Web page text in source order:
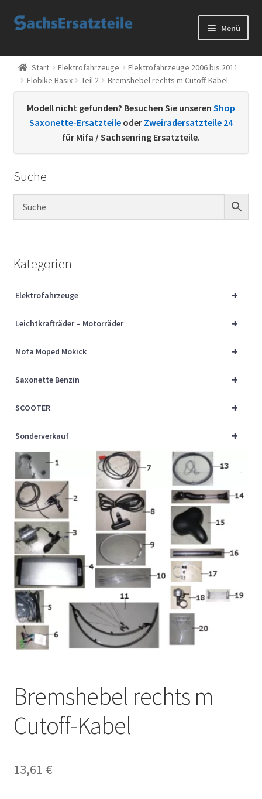
Zur
Zum
Menü
Start
AGB
Datenschutzerklärung
Kontakt
Sachs Ersatzteile
Über uns
Start Elektrofahrzeuge
Elektrofahrzeuge 2006 bis 2011
Elobike Basix
Teil 2 Bremshebel rechts m Cutoff-Kabel
Modell nicht gefunden? Besuchen Sie unseren Shop
Saxonette-Ersatzteile oder Zweiradersatzteile 24
für Mifa / Sachsenring Ersatzteile.
Suche
Kategorien
+
Elektrofahrzeuge
+
Leichtkrafträder – Motorräder
+
Mofa Moped Mokick
+
Saxonette Benzin
+
SCOOTER
+
Sonderverkauf
Bremshebel rechts m
Cutoff-Kabel
13,61 €